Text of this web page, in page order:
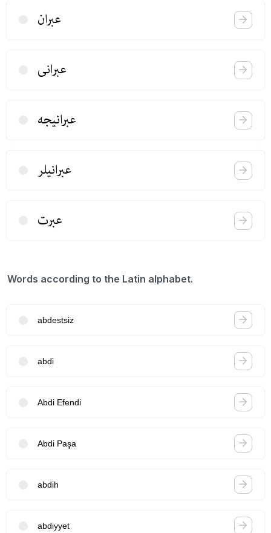
عبران
عبرانی
عبرانیجه
عبرانیلر
عبرت
Words according to the Latin alphabet.
abdestsiz
abdi
Abdi Efendi
Abdi Paşa
abdih
abdiyyet